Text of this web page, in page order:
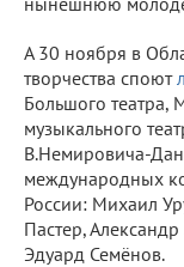
А 30 ноября в
творчества споют
Большого театра,
музыкального
В.Немировича-
международных
России: Михаил
Пастер,
Эдуард Семёнов.